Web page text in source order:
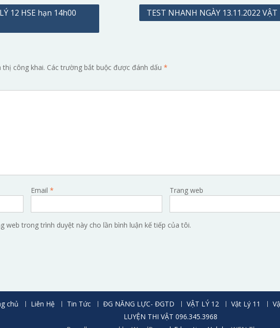
12 HSE hạn 14h00
TEST NHANH NGÀY 13.11.2022 VẬT
thị công khai. Các trường bắt buộc được đánh dấu *
Email * Trang web
web trong trình duyệt này cho lần bình luận kế tiếp của tôi.
chủ Liên Hệ Tin Tức ĐG NĂNG LỰC- ĐGTD VẬT LÝ 12 Vật Lý 11
LUYỆN THI VẬT 096.345.3968